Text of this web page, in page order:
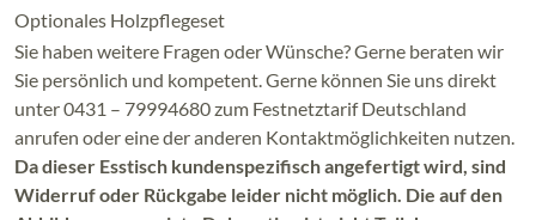
Optionales Holzpflegeset
Sie haben weitere Fragen oder Wünsche? Gerne beraten wir
Sie persönlich und kompetent. Gerne können Sie uns direkt
unter 0431 – 79994680 zum Festnetztarif Deutschland
anrufen oder eine der anderen Kontaktmöglichkeiten nutzen.
Da dieser Esstisch kundenspezifisch angefertigt wird, sind
Widerruf oder Rückgabe leider nicht möglich. Die auf den